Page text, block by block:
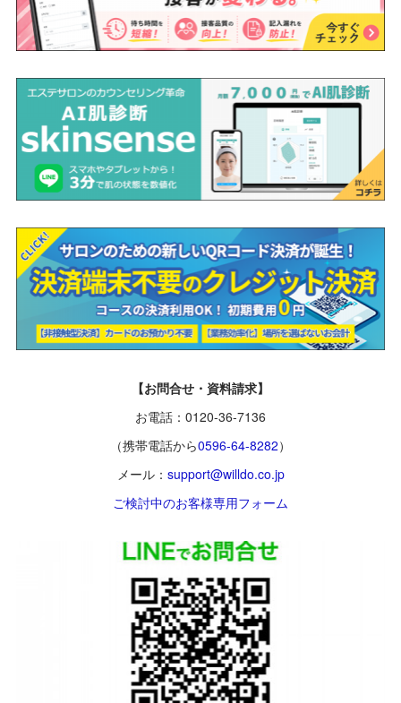
【お問合せ・資料請求】
お電話：0120-36-7136
（携帯電話から0596-64-8282）
メール： support@willdo.co.jp
ご検討中のお客様専用フォーム